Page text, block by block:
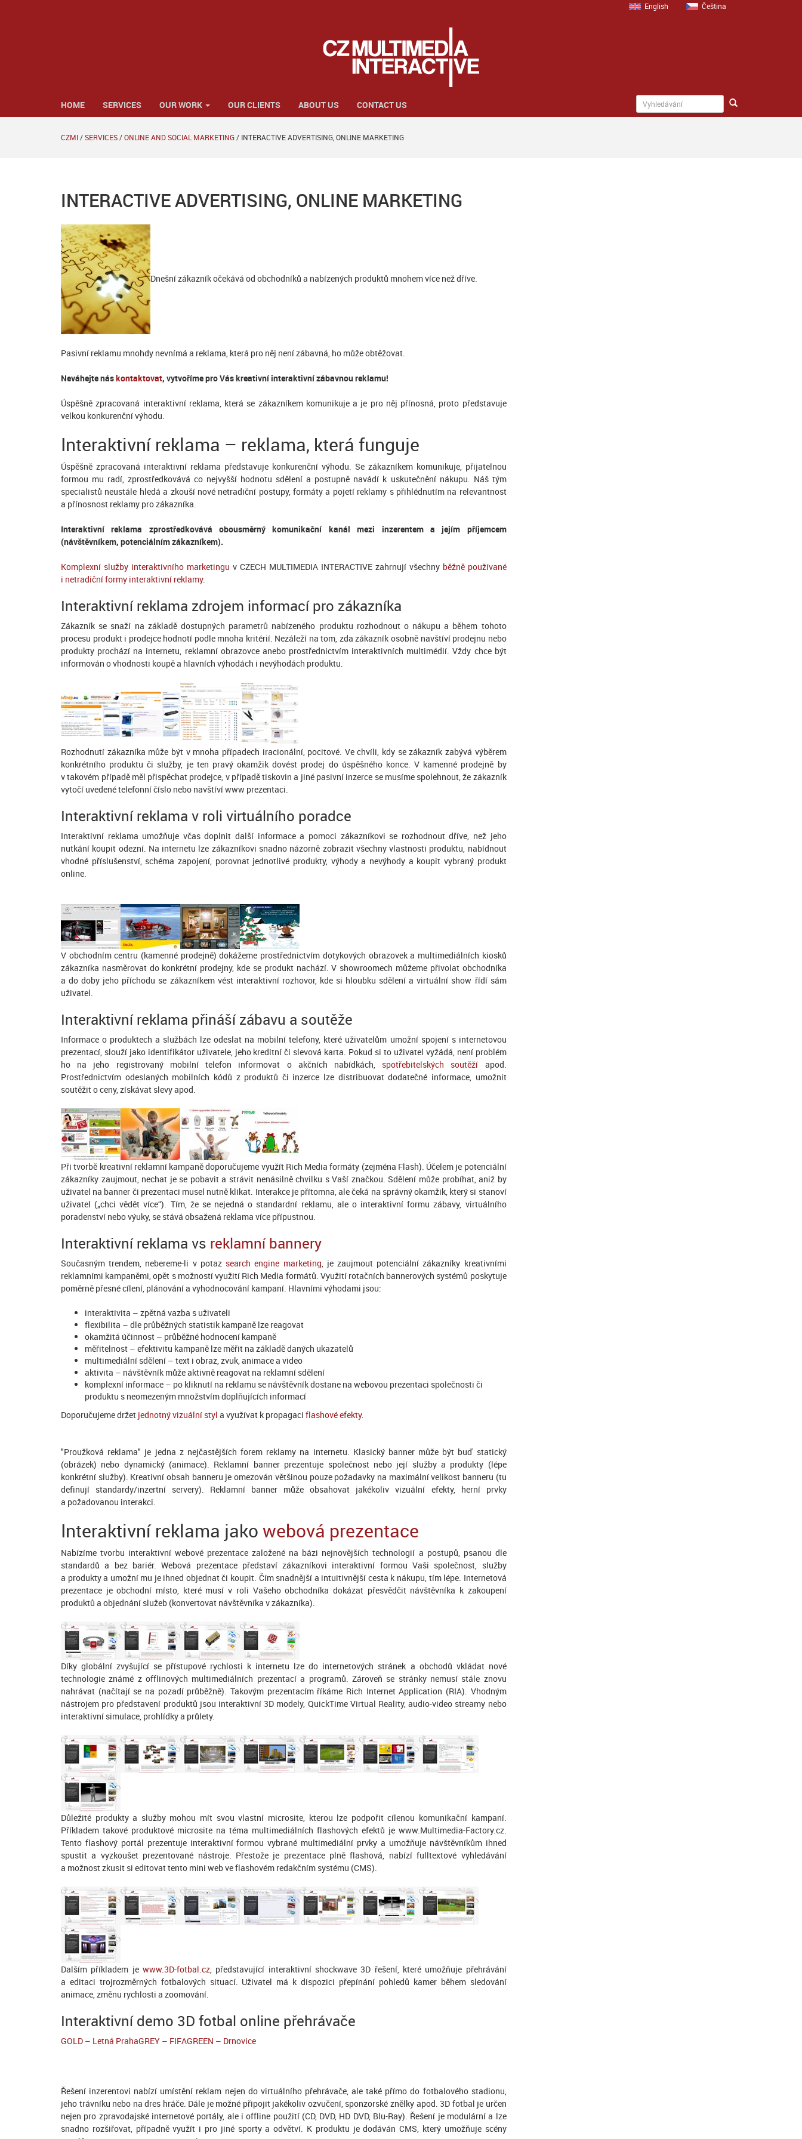
English Čeština
HOME SERVICES OUR WORK OUR CLIENTS ABOUT US CONTACT US
CZMI/SERVICES/ONLINE AND SOCIAL MARKETING/ INTERACTIVE ADVERTISING, ONLINE MARKETING
INTERACTIVE ADVERTISING, ONLINE MARKETING
Dnešní zákazník očekává od obchodníků a nabízených produktů mnohem více než dříve.
Pasivní reklamu mnohdy nevnímá a reklama, která pro něj není zábavná, ho může obtěžovat.
Neváhejte náskontaktovat, vytvoříme pro Vás kreativní interaktivní zábavnou reklamu!
Úspěšně zpracovaná interaktivní reklama, která se zákazníkem komunikuje a je pro něj přínosná, proto představuje
velkou konkurenční výhodu.
Interaktivní reklama – reklama, která funguje
Úspěšně zpracovaná interaktivní reklama představuje konkurenční výhodu. Se zákazníkem komunikuje, přijatelnou
formou mu radí, zprostředkovává co nejvyšší hodnotu sdělení a postupně navádí k uskutečnění nákupu. Náš tým
specialistů neustále hledá a zkouší nové netradiční postupy, formáty a pojetí reklamy s přihlédnutím na relevantnost
a přínosnost reklamy pro zákazníka.
Interaktivní reklama zprostředkovává obousměrný komunikační kanál mezi inzerentem a jejím příjemcem
(návštěvníkem, potenciálním zákazníkem).
Komplexní služby interaktivního marketingu v CZECH MULTIMEDIA INTERACTIVE zahrnují všechny běžně používané
i netradiční formy interaktivní reklamy.
Interaktivní reklama zdrojem informací pro zákazníka
Zákazník se snaží na základě dostupných parametrů nabízeného produktu rozhodnout o nákupu a během tohoto
procesu produkt i prodejce hodnotí podle mnoha kritérií. Nezáleží na tom, zda zákazník osobně navštíví prodejnu nebo
produkty prochází na internetu, reklamní obrazovce anebo prostřednictvím interaktivních multimédií. Vždy chce být
informován o vhodnosti koupě a hlavních výhodách i nevýhodách produktu.
Rozhodnutí zákazníka může být v mnoha případech iracionální, pocitové. Ve chvíli, kdy se zákazník zabývá výběrem
konkrétního produktu či služby, je ten pravý okamžik dovést prodej do úspěšného konce. V kamenné prodejně by
v takovém případě měl přispěchat prodejce, v případě tiskovin a jiné pasivní inzerce se musíme spolehnout, že zákazník
vytočí uvedené telefonní číslo nebo navštíví www prezentaci.
Interaktivní reklama v roli virtuálního poradce
Interaktivní reklama umožňuje včas doplnit další informace a pomoci zákazníkovi se rozhodnout dříve, než jeho
nutkání koupit odezní. Na internetu lze zákazníkovi snadno názorně zobrazit všechny vlastnosti produktu, nabídnout
vhodné příslušenství, schéma zapojení, porovnat jednotlivé produkty, výhody a nevýhody a koupit vybraný produkt
online.
V obchodním centru (kamenné prodejně) dokážeme prostřednictvím dotykových obrazovek a multimediálních kiosků
zákazníka nasměrovat do konkrétní prodejny, kde se produkt nachází. V showroomech můžeme přivolat obchodníka
a do doby jeho příchodu se zákazníkem vést interaktivní rozhovor, kde si hloubku sdělení a virtuální show řídí sám
uživatel.
Interaktivní reklama přináší zábavu a soutěže
Informace o produktech a službách lze odeslat na mobilní telefony, které uživatelům umožní spojení s internetovou
prezentací, slouží jako identifikátor uživatele, jeho kreditní či slevová karta. Pokud si to uživatel vyžádá, není problém
ho na jeho registrovaný mobilní telefon informovat o akčních nabídkách, spotřebitelských soutěží apod.
Prostřednictvím odeslaných mobilních kódů z produktů či inzerce lze distribuovat dodatečné informace, umožnit
soutěžit o ceny, získávat slevy apod.
Při tvorbě kreativní reklamní kampaně doporučujeme využít Rich Media formáty (zejména Flash). Účelem je potenciální
zákazníky zaujmout, nechat je se pobavit a strávit nenásilně chvilku s Vaší značkou. Sdělení může probíhat, aniž by
uživatel na banner či prezentaci musel nutně klikat. Interakce je přítomna, ale čeká na správný okamžik, který si stanoví
uživatel („chci vědět více“). Tím, že se nejedná o standardní reklamu, ale o interaktivní formu zábavy, virtuálního
poradenství nebo výuky, se stává obsažená reklama více přípustnou.
Interaktivní reklama vs reklamní bannery
Současným trendem, nebereme-li v potaz search engine marketing, je zaujmout potenciální zákazníky kreativními
reklamními kampaněmi, opět s možností využití Rich Media formátů. Využití rotačních bannerových systémů poskytuje
poměrně přesné cílení, plánování a vyhodnocování kampaní. Hlavními výhodami jsou:
interaktivita – zpětná vazba s uživateli
flexibilita – dle průběžných statistik kampaně lze reagovat
okamžitá účinnost – průběžné hodnocení kampaně
měřitelnost – efektivitu kampaně lze měřit na základě daných ukazatelů
multimediální sdělení – text i obraz, zvuk, animace a video
aktivita – návštěvník může aktivně reagovat na reklamní sdělení
komplexní informace – po kliknutí na reklamu se návštěvník dostane na webovou prezentaci společnosti či
produktu s neomezeným množstvím doplňujících informací
Doporučujeme držet jednotný vizuální styl a využívat k propagaci flashové efekty.
"Proužková reklama" je jedna z nejčastějších forem reklamy na internetu. Klasický banner může být buď statický
(obrázek) nebo dynamický (animace). Reklamní banner prezentuje společnost nebo její služby a produkty (lépe
konkrétní služby). Kreativní obsah banneru je omezován většinou pouze požadavky na maximální velikost banneru (tu
definují standardy/inzertní servery). Reklamní banner může obsahovat jakékoliv vizuální efekty, herní prvky
a požadovanou interakci.
Interaktivní reklama jakowebová prezentace
Nabízíme tvorbu interaktivní webové prezentace založené na bázi nejnovějších technologií a postupů, psanou dle
standardů a bez bariér. Webová prezentace představí zákazníkovi interaktivní formou Vaši společnost, služby
a produkty a umožní mu je ihned objednat či koupit. Čím snadnější a intuitivnější cesta k nákupu, tím lépe. Internetová
prezentace je obchodní místo, které musí v roli Vašeho obchodníka dokázat přesvědčit návštěvníka k zakoupení
produktů a objednání služeb (konvertovat návštěvníka v zákazníka).
Díky globální zvyšující se přístupové rychlosti k internetu lze do internetových stránek a obchodů vkládat nové
technologie známé z offlinových multimediálních prezentací a programů. Zároveň se stránky nemusí stále znovu
nahrávat (načítají se na pozadí průběžně). Takovým prezentacím říkáme Rich Internet Application (RIA). Vhodným
nástrojem pro představení produktů jsou interaktivní 3D modely, QuickTime Virtual Reality, audio-video streamy nebo
interaktivní simulace, prohlídky a průlety.
Důležité produkty a služby mohou mít svou vlastní microsite, kterou lze podpořit cílenou komunikační kampaní.
Příkladem takové produktové microsite na téma multimediálních flashových efektů je www.Multimedia-Factory.cz.
Tento flashový portál prezentuje interaktivní formou vybrané multimediální prvky a umožňuje návštěvníkům ihned
spustit a vyzkoušet prezentované nástroje. Přestože je prezentace plně flashová, nabízí fulltextové vyhledávání
a možnost zkusit si editovat tento mini web ve flashovém redakčním systému (CMS).
Dalším příkladem je www.3D-fotbal.cz, představující interaktivní shockwave 3D řešení, které umožňuje přehrávání
a editaci trojrozměrných fotbalových situací. Uživatel má k dispozici přepínání pohledů kamer během sledování
animace, změnu rychlosti a zoomování.
Interaktivní demo 3D fotbal online přehrávače
GOLD – Letná PrahaGREY – FIFAGREEN – Drnovice
Řešení inzerentovi nabízí umístění reklam nejen do virtuálního přehrávače, ale také přímo do fotbalového stadionu,
jeho trávníku nebo na dres hráče. Dále je možné připojit jakékoliv ozvučení, sponzorské znělky apod. 3D fotbal je určen
nejen pro zpravodajské internetové portály, ale i offline použití (CD, DVD, HD DVD, Blu-Ray). Řešení je modulární a lze
snadno rozšiřovat, případně využít i pro jiné sporty a odvětví. K produktu je dodáván CMS, který umožňuje scény